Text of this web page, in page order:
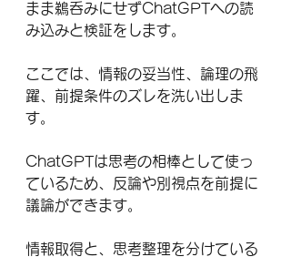
まま鵜呑みにせずChatGPTへの読
み込みと検証をします。
ここでは、情報の妥当性、論理の飛
躍、前提条件のズレを洗い出しま
す。
ChatGPTは思考の相棒として使っ
ているため、反論や別視点を前提に
議論ができます。
情報取得と、思考整理を分けている